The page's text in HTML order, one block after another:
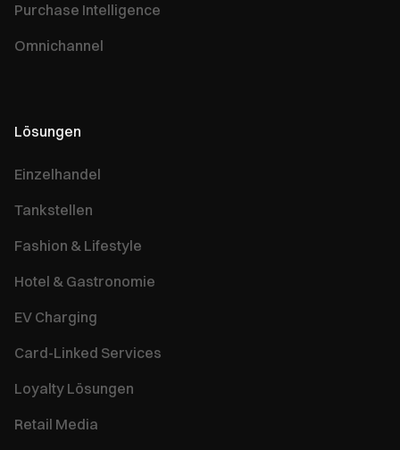
Purchase Intelligence
Omnichannel
Lösungen
Einzelhandel
Tankstellen
Fashion & Lifestyle
Hotel & Gastronomie
EV Charging
Card-Linked Services
Loyalty Lösungen
Retail Media